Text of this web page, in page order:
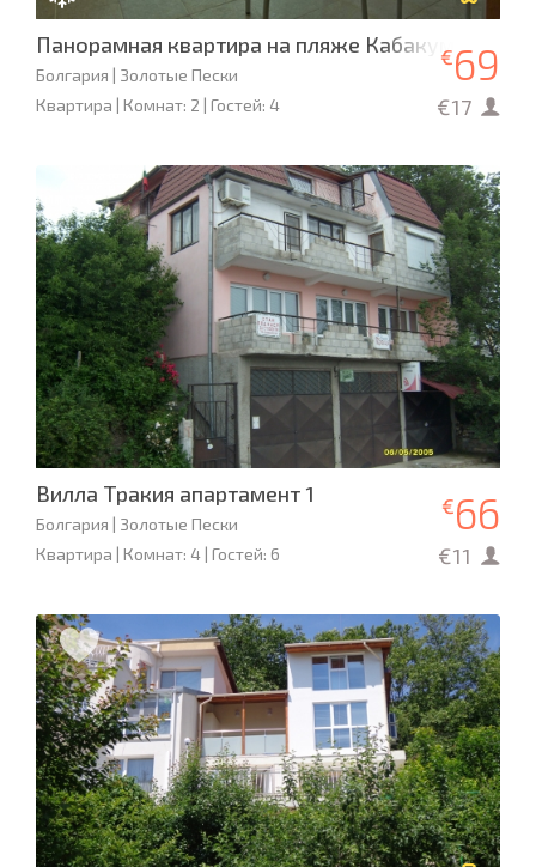
Панорамная квартира на пляже Кабакум
Болгария | Золотые Пески
Квартира | Комнат: 2 | Гостей: 4
€69
€17
Вилла Тракия апартамент 1
Болгария | Золотые Пески
Квартира | Комнат: 4 | Гостей: 6
€66
€11